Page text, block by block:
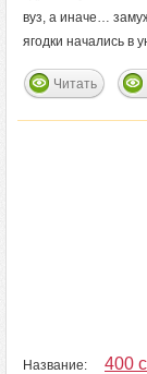
вуз, а иначе…
ягодки начались в
Читать
Название: 400